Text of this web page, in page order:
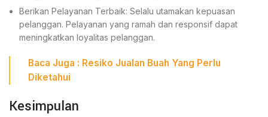
Berikan Pelayanan Terbaik: Selalu utamakan kepuasan
pelanggan. Pelayanan yang ramah dan responsif dapat
meningkatkan loyalitas pelanggan.
Baca Juga : Resiko Jualan Buah Yang Perlu
Diketahui
Kesimpulan